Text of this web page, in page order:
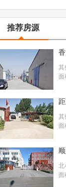
推荐房源
其
面
其
面
北
面